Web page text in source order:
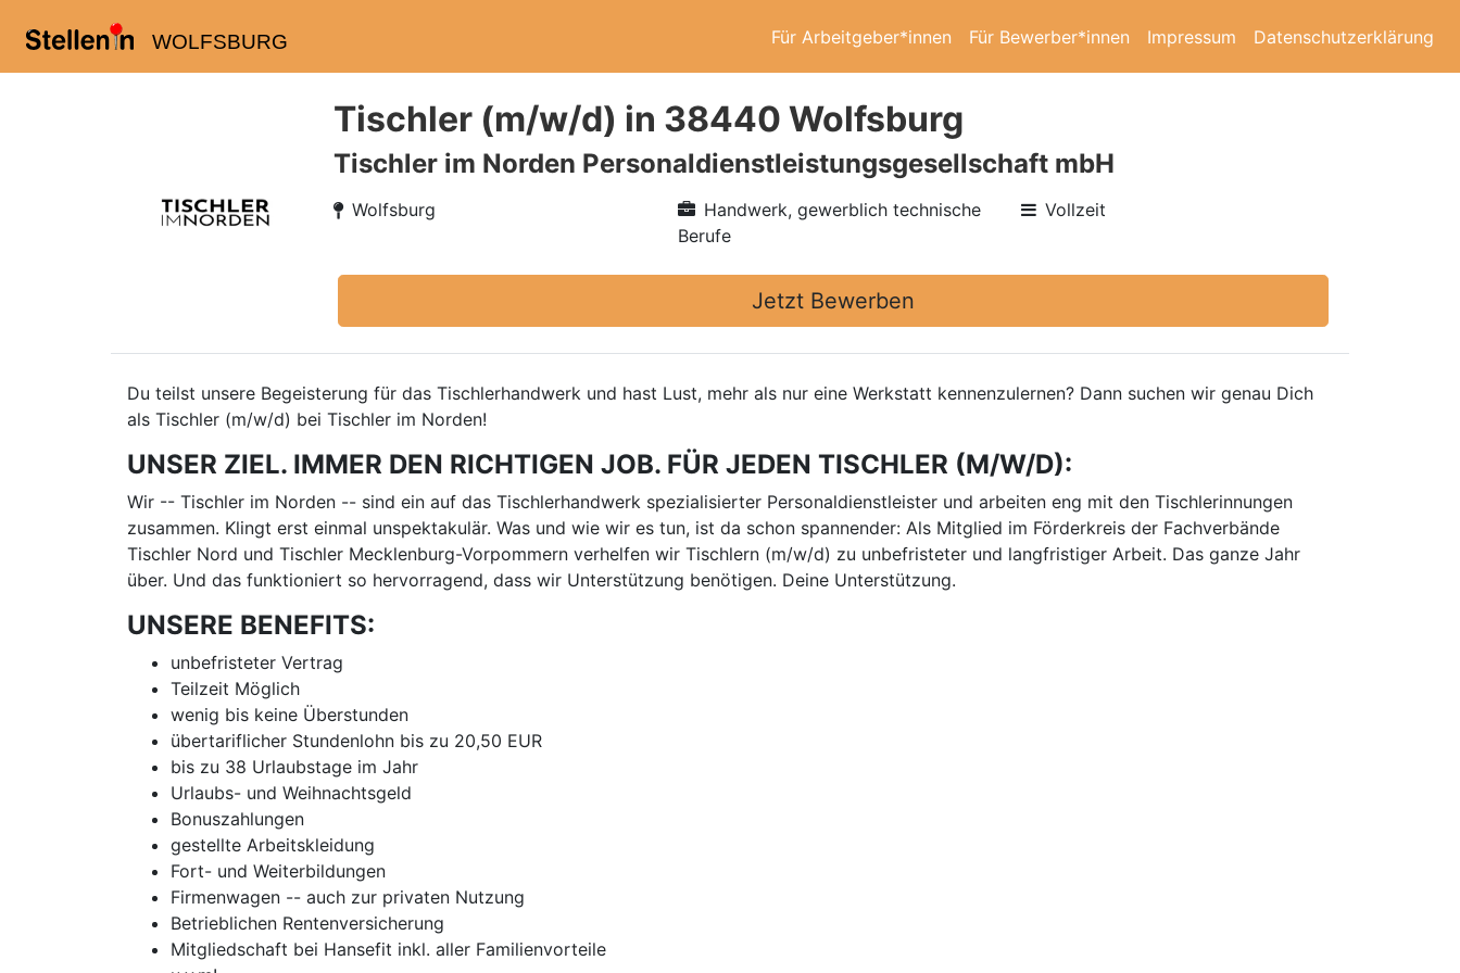
WOLFSBURG Für Arbeitgeber*innen Für Bewerber*innen Impressum Datenschutzerklärung
Tischler (m/w/d) in 38440 Wolfsburg
Tischler im Norden Personaldienstleistungsgesellschaft mbH
Wolfsburg
Handwerk, gewerblich technische
Berufe
Vollzeit
Jetzt Bewerben
Du teilst unsere Begeisterung für das Tischlerhandwerk und hast Lust, mehr als nur eine Werkstatt kennenzulernen? Dann suchen wir genau Dich
als Tischler (m/w/d) bei Tischler im Norden!
UNSER ZIEL. IMMER DEN RICHTIGEN JOB. FÜR JEDEN TISCHLER (M/W/D):
Wir -- Tischler im Norden -- sind ein auf das Tischlerhandwerk spezialisierter Personaldienstleister und arbeiten eng mit den Tischlerinnungen
zusammen. Klingt erst einmal unspektakulär. Was und wie wir es tun, ist da schon spannender: Als Mitglied im Förderkreis der Fachverbände
Tischler Nord und Tischler Mecklenburg-Vorpommern verhelfen wir Tischlern (m/w/d) zu unbefristeter und langfristiger Arbeit. Das ganze Jahr
über. Und das funktioniert so hervorragend, dass wir Unterstützung benötigen. Deine Unterstützung.
UNSERE BENEFITS:
unbefristeter Vertrag
Teilzeit Möglich
wenig bis keine Überstunden
übertariflicher Stundenlohn bis zu 20,50 EUR
bis zu 38 Urlaubstage im Jahr
Urlaubs- und Weihnachtsgeld
Bonuszahlungen
gestellte Arbeitskleidung
Fort- und Weiterbildungen
Firmenwagen -- auch zur privaten Nutzung
Betrieblichen Rentenversicherung
Mitgliedschaft bei Hansefit inkl. aller Familienvorteile